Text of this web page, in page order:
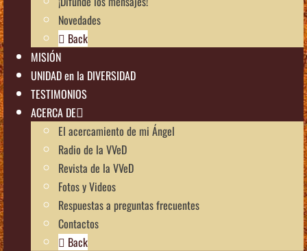
Novedades
Back
MISIÓN
UNIDAD en la DIVERSIDAD
TESTIMONIOS
ACERCA DE
El acercamiento de mi Ángel
Radio de la VVeD
Revista de la VVeD
Fotos y Videos
Respuestas a preguntas frecuentes
Contactos
Back